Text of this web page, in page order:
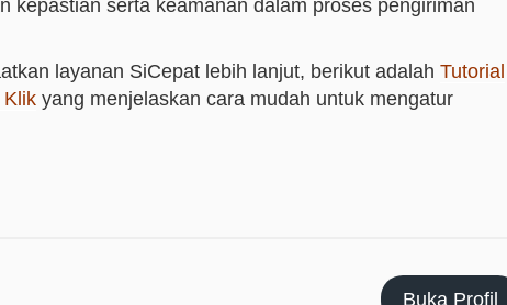
kepastian serta keamanan dalam proses pengiriman
layanan SiCepat lebih lanjut, berikut adalah Tutorial
Klik yang menjelaskan cara mudah untuk mengatur
Buka Profil